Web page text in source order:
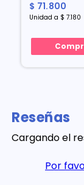
$ 71.800
Unidad a $ 7.180
Reseñas
Cargando el
Por